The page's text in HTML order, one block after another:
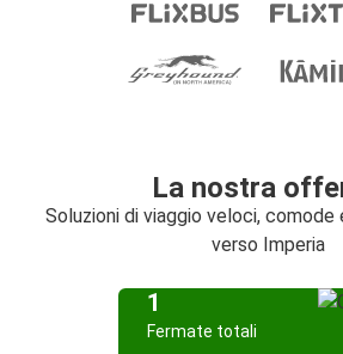
La nostra
Soluzioni di viaggio veloci,
verso Imperia
1
Fermate totali